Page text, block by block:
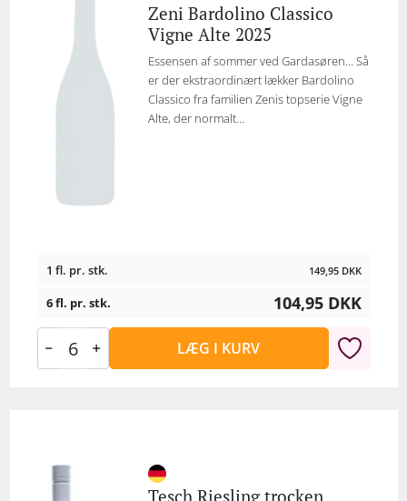
Zeni Bardolino Classico
Vigne Alte 2025
Essensen af sommer ved Gardasøren... Så
er der ekstraordinært lækker Bardolino
Classico fra familien Zenis topserie Vigne
Alte, der normalt...
1 fl. pr. stk. 149,95 DKK
6 fl. pr. stk. 104,95 DKK
LÆG I KURV
Tesch Riesling trocken